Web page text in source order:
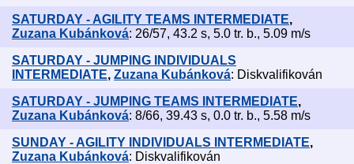
SATURDAY - AGILITY TEAMS INTERMEDIATE,
Zuzana Kubánková: 26/57, 43.2 s, 5.0 tr. b., 5.09 m/s
SATURDAY - JUMPING INDIVIDUALS
INTERMEDIATE, Zuzana Kubánková: Diskvalifikován
SATURDAY - JUMPING TEAMS INTERMEDIATE,
Zuzana Kubánková: 8/66, 39.43 s, 0.0 tr. b., 5.58 m/s
SUNDAY - AGILITY INDIVIDUALS INTERMEDIATE,
Zuzana Kubánková: Diskvalifikován